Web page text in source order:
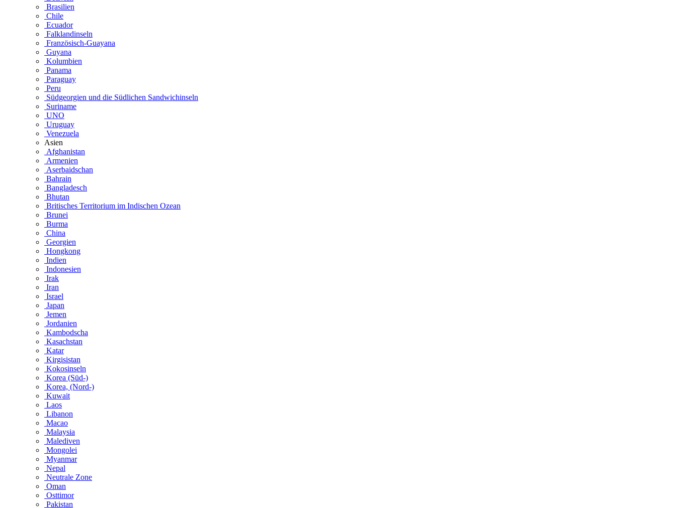
Brasilien
Chile
Ecuador
Falklandinseln
Französisch-Guayana
Guyana
Kolumbien
Panama
Paraguay
Peru
Südgeorgien und die Südlichen Sandwichinseln
Suriname
UNO
Uruguay
Venezuela
Asien
Afghanistan
Armenien
Aserbaidschan
Bahrain
Bangladesch
Bhutan
Britisches Territorium im Indischen Ozean
Brunei
Burma
China
Georgien
Hongkong
Indien
Indonesien
Irak
Iran
Israel
Japan
Jemen
Jordanien
Kambodscha
Kasachstan
Katar
Kirgisistan
Kokosinseln
Korea (Süd-)
Korea, (Nord-)
Kuwait
Laos
Libanon
Macao
Malaysia
Malediven
Mongolei
Myanmar
Nepal
Neutrale Zone
Oman
Osttimor
Pakistan